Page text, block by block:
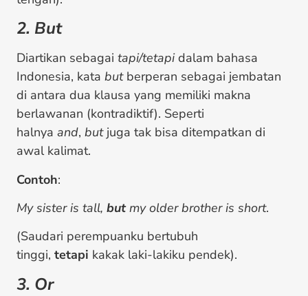
2. But
Diartikan sebagai tapi/tetapidalam bahasa
Indonesia, kata but berperan sebagai jembatan
di antara dua klausa yang memiliki makna
berlawanan (kontradiktif). Seperti
halnya and, but juga tak bisa ditempatkan di
awal kalimat.
Contoh:
My sister is tall, butmy older brother is short.
(Saudari perempuanku bertubuh
tinggi, tetapi kakak laki-lakiku pendek).
3. Or